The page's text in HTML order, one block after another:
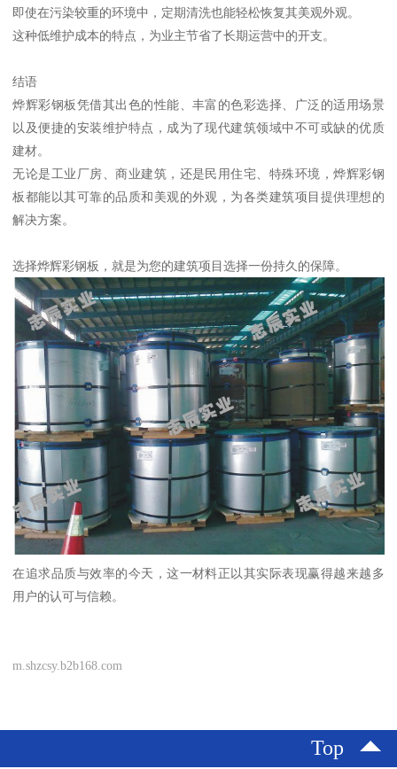
即使在污染较重的环境中，定期清洗也能轻松恢复其美观外观。
这种低维护成本的特点，为业主节省了长期运营中的开支。
结语
烨辉彩钢板凭借其出色的性能、丰富的色彩选择、广泛的适用场景
以及便捷的安装维护特点，成为了现代建筑领域中不可或缺的优质
建材。
无论是工业厂房、商业建筑，还是民用住宅、特殊环境，烨辉彩钢
板都能以其可靠的品质和美观的外观，为各类建筑项目提供理想的
解决方案。
选择烨辉彩钢板，就是为您的建筑项目选择一份持久的保障。
在追求品质与效率的今天，这一材料正以其实际表现赢得越来越多
用户的认可与信赖。
m.shzcsy.b2b168.com
Top